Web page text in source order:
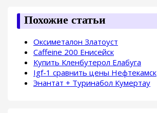
Похожие статьи
Оксиметалон Златоуст
Caffeine 200 Енисейск
Купить Кленбутерол Елабуга
Igf-1 сравнить цены Нефтекамск
Энантат + Туринабол Кумертау